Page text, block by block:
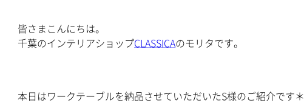
皆さまこんにちは。
千葉のインテリアショップCLASSICAのモリタです。
本日はワークテーブルを納品させていただいたS様のご紹介です＊